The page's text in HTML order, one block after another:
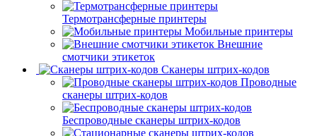
Термотрансферные принтеры
Мобильные принтеры
Внешние
смотчики этикеток
Сканеры штрих-кодов
Проводные
сканеры штрих-кодов
Беспроводные сканеры штрих-кодов